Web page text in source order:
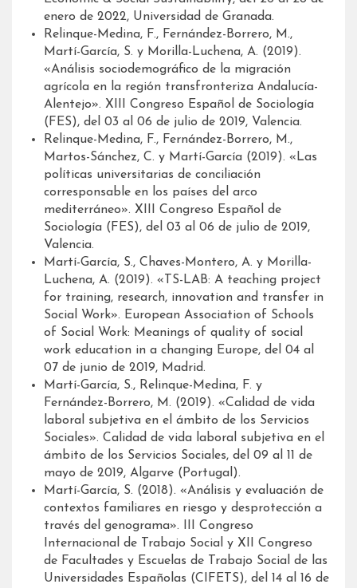
enero de 2022, Universidad de Granada.
Relinque-Medina, F., Fernández-Borrero, M.,
Martí-García, S. y Morilla-Luchena, A. (2019).
«Análisis sociodemográfico de la migración
agrícola en la región transfronteriza Andalucía-
Alentejo». XIII Congreso Español de Sociología
(FES), del 03 al 06 de julio de 2019, Valencia.
Relinque-Medina, F., Fernández-Borrero, M.,
Martos-Sánchez, C. y Martí-García (2019). «Las
políticas universitarias de conciliación
corresponsable en los países del arco
mediterráneo». XIII Congreso Español de
Sociología (FES), del 03 al 06 de julio de 2019,
Valencia.
Martí-García, S., Chaves-Montero, A. y Morilla-
Luchena, A. (2019). «TS-LAB: A teaching project
for training, research, innovation and transfer in
Social Work». European Association of Schools
of Social Work: Meanings of quality of social
work education in a changing Europe, del 04 al
07 de junio de 2019, Madrid.
Martí-García, S., Relinque-Medina, F. y
Fernández-Borrero, M. (2019). «Calidad de vida
laboral subjetiva en el ámbito de los Servicios
Sociales». Calidad de vida laboral subjetiva en el
ámbito de los Servicios Sociales, del 09 al 11 de
mayo de 2019, Algarve (Portugal).
Martí-García, S. (2018). «Análisis y evaluación de
contextos familiares en riesgo y desprotección a
través del genograma». III Congreso
Internacional de Trabajo Social y XII Congreso
de Facultades y Escuelas de Trabajo Social de las
Universidades Españolas (CIFETS), del 14 al 16 de